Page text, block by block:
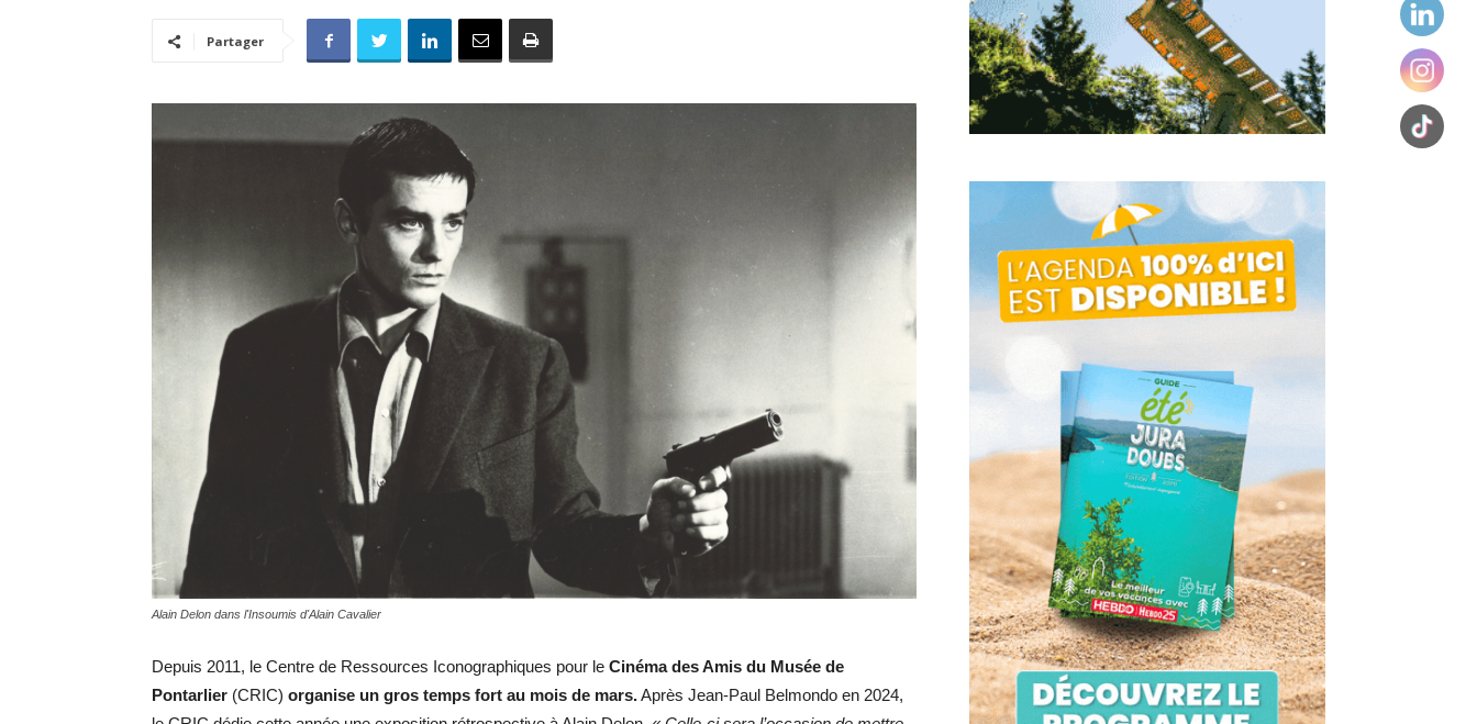
Partager
Alain Delon dans l'Insoumis d'Alain Cavalier
Depuis 2011, le Centre de Ressources Iconographiques pour le Cinéma des Amis du Musée de
Pontarlier (CRIC) organise un gros temps fort au mois de mars.Après Jean-Paul Belmondo en 2024,